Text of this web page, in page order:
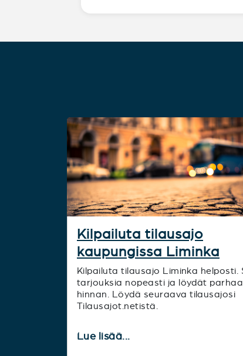
Kilpailuta tilausajo
kaupungissa Liminka
Kilpailuta tilausajo Liminka helposti.
tarjouksia nopeasti ja löydät
hinnan. Löydä seuraava tilausajosi
Tilausajot.netistä.
Lue lisää...